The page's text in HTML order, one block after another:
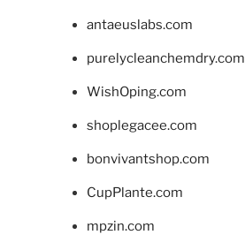
antaeuslabs.com
purelycleanchemdry.com
WishOping.com
shoplegacee.com
bonvivantshop.com
CupPlante.com
mpzin.com